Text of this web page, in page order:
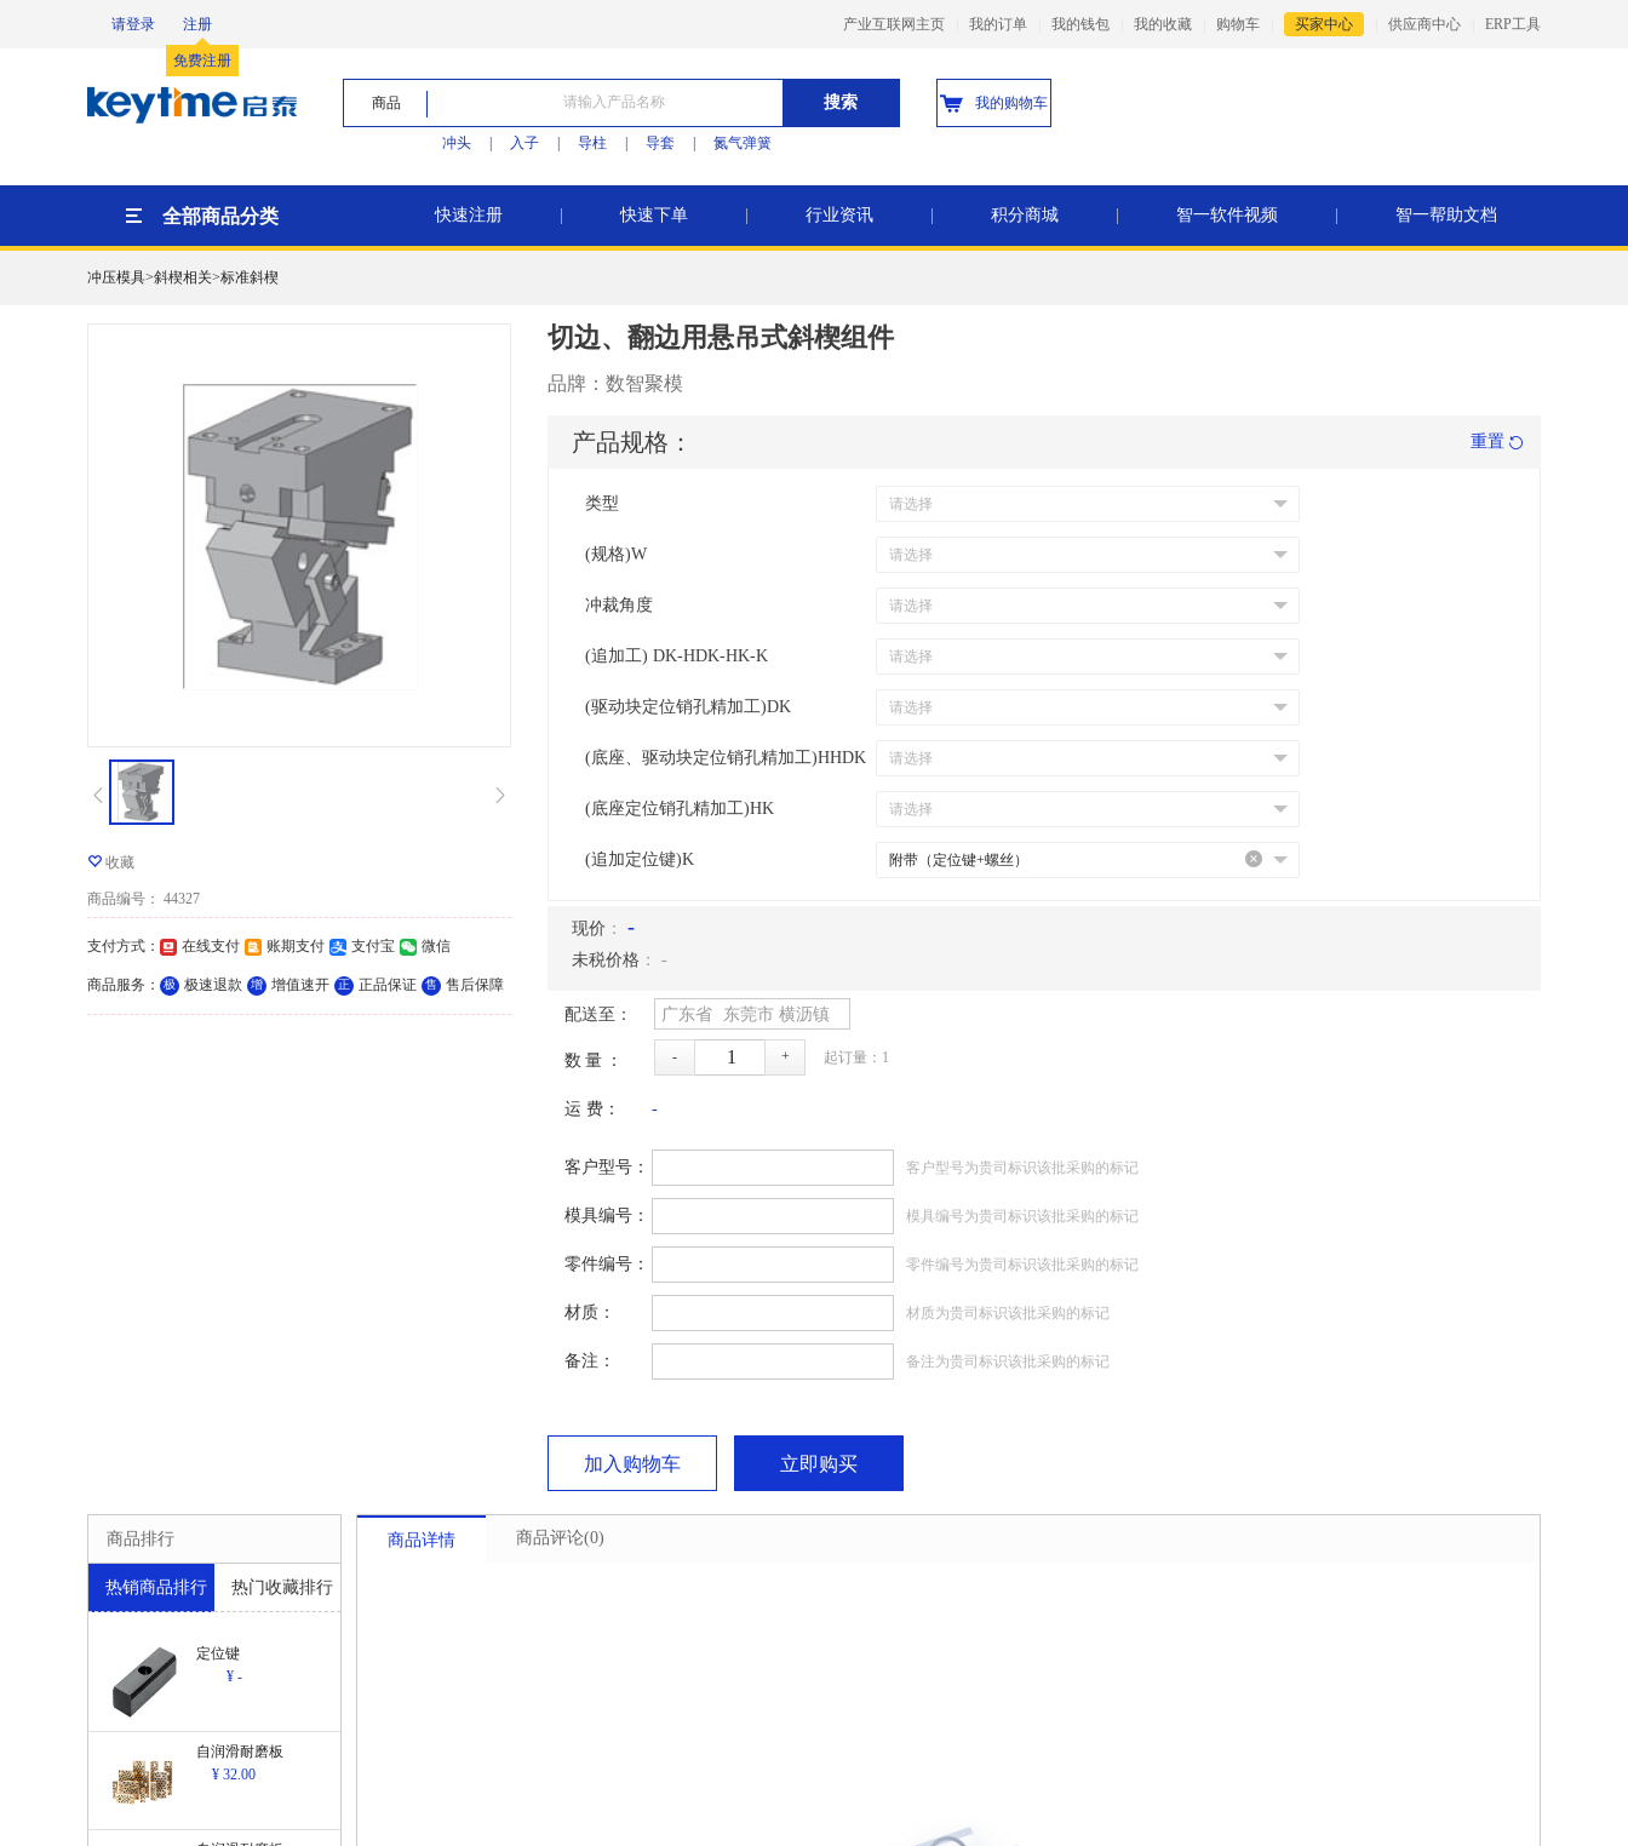
请登录 注册
免费注册
产业互联网主页 我的订单 我的钱包 我的收藏 购物车 买家中心 供应商中心 ERP工具
商品 搜索
冲头 入子 导柱 导套 氮气弹簧
我的购物车
全部商品分类 快速注册 快速下单 行业资讯 积分商城 智一软件视频 智一帮助文档
冲压模具>斜楔相关>标准斜楔
收藏
商品编号 ： 44327
支付方式 ： 在线支付 账期支付 支付宝 微信
商品服务 ： 极 极速退款 增 增值速开 正 正品保证 售 售后保障
切边、翻边用悬吊式斜楔组件
品牌： 数智聚模
产品规格： 重置
类型
(规格)W
冲裁角度
(追加工) DK-HDK-HK-K
(驱动块定位销孔精加工)DK
(底座、驱动块定位销孔精加工)HHDK
(底座定位销孔精加工)HK
(追加定位键)K
现价 ： -
未税价格 ： -
配送至： 广东省 东莞市 横沥镇
数量： - + 起订量： 1
运 费： -
客户型号： 客户型号为贵司标识该批采购的标记
模具编号： 模具编号为贵司标识该批采购的标记
零件编号： 零件编号为贵司标识该批采购的标记
材质： 材质为贵司标识该批采购的标记
备注： 备注为贵司标识该批采购的标记
加入购物车 立即购买
商品排行
热销商品排行 热门收藏排行
定位键
¥ -
自润滑耐磨板
¥ 32.00
商品详情 商品评论(0)